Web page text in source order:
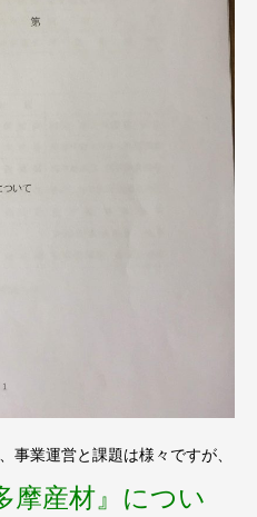
事業運営と課題は様々ですが、
摩産材』につい